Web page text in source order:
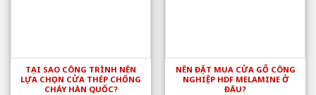
TẠI SAO CÔNG TRÌNH NÊN
LỰA CHỌN CỬA THÉP CHỐNG
CHÁY HÀN QUỐC?
NÊN ĐẶT MUA CỬA GỖ CÔNG
NGHIỆP HDF MELAMINE Ở
ĐÂU?